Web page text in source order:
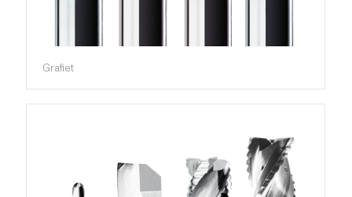
Grafiet